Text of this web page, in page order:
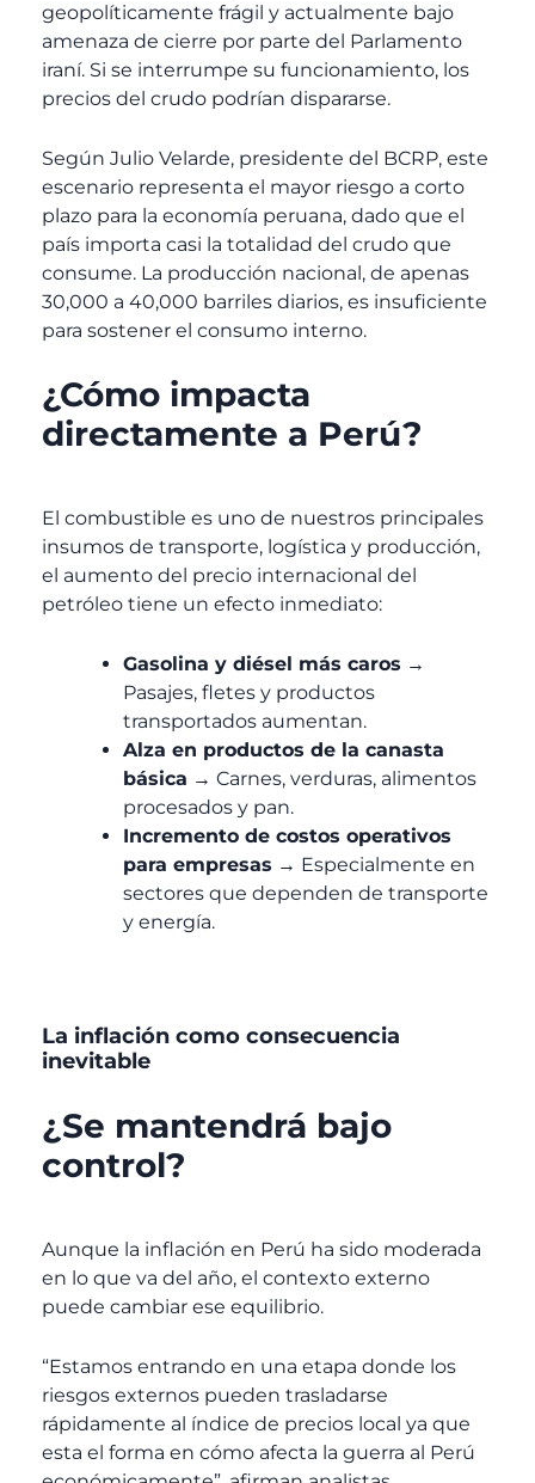
geopolíticamente frágil y actualmente bajo
amenaza de cierre por parte del Parlamento
iraní. Si se interrumpe su funcionamiento, los
precios del crudo podrían dispararse.
Según Julio Velarde, presidente del BCRP, este
escenario representa el mayor riesgo a corto
plazo para la economía peruana, dado que el
país importa casi la totalidad del crudo que
consume. La producción nacional, de apenas
30,000 a 40,000 barriles diarios, es insuficiente
para sostener el consumo interno.
¿Cómo impacta
directamente a Perú?
El combustible es uno de nuestros principales
insumos de transporte, logística y producción,
el aumento del precio internacional del
petróleo tiene un efecto inmediato:
Gasolina y diésel más caros →
Pasajes, fletes y productos
transportados aumentan.
Alza en productos de la canasta
básica → Carnes, verduras, alimentos
procesados y pan.
Incremento de costos operativos
para empresas → Especialmente en
sectores que dependen de transporte
y energía.
La inflación como consecuencia
inevitable
¿Se mantendrá bajo
control?
Aunque la inflación en Perú ha sido moderada
en lo que va del año, el contexto externo
puede cambiar ese equilibrio.
“Estamos entrando en una etapa donde los
riesgos externos pueden trasladarse
rápidamente al índice de precios local ya que
esta el forma en cómo afecta la guerra al Perú